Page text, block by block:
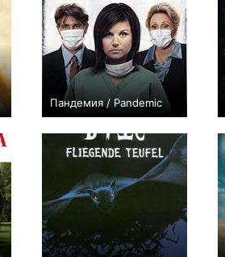
Пандемия / Pandemic
+2